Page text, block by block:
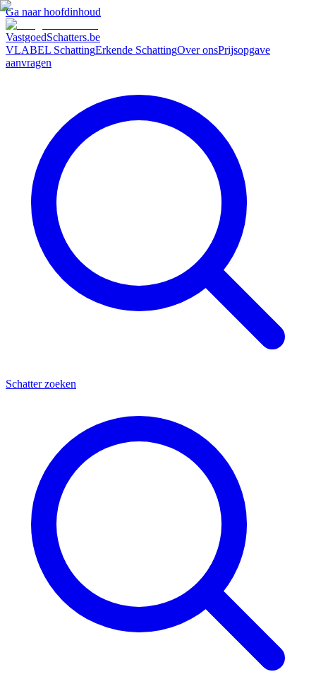
Ga naar hoofdinhoud
VastgoedSchatters.be
VLABEL SchattingErkende SchattingOver onsPrijsopgave
aanvragen
Schatter zoeken